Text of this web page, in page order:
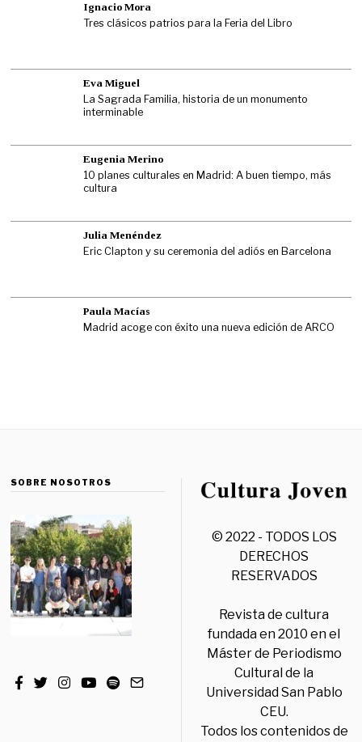
Ignacio Mora
Tres clásicos patrios para la Feria del Libro
Eva Miguel
La Sagrada Familia, historia de un monumento
interminable
Eugenia Merino
10 planes culturales en Madrid: A buen tiempo, más
cultura
Julia Menéndez
Eric Clapton y su ceremonia del adiós en Barcelona
Paula Macías
Madrid acoge con éxito una nueva edición de ARCO
SOBRE NOSOTROS
© 2022 - TODOS LOS
DERECHOS
RESERVADOS
Revista de cultura
fundada en 2010 en el
Máster de Periodismo
Cultural de la
Universidad San Pablo
CEU.
Todos los contenidos de